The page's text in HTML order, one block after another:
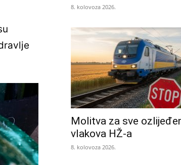
8. kolovoza 2026.
Molitva za sve
vlakova HŽ-a
8. kolovoza 2026.